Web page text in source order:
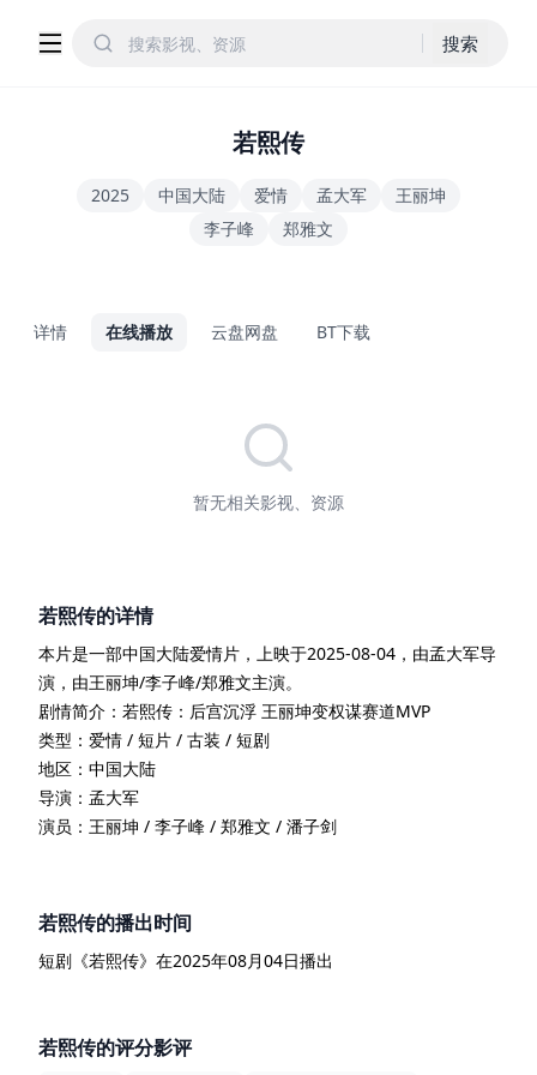
搜索
若熙传
2025 中国大陆 爱情 孟大军
王丽坤
李子峰
郑雅文
详情 在线播放 云盘网盘 BT下载
暂无相关影视、资源
若熙传的详情
本片是一部中国大陆爱情片 ，上映于2025-08-04 ，由孟大军导
演 ，由王丽坤/李子峰/郑雅文主演。
剧情简介： 若熙传：后宫沉浮 王丽坤变权谋赛道MVP
类型： 爱情 / 短片 / 古装 / 短剧
地区： 中国大陆
导演： 孟大军
演员： 王丽坤 / 李子峰 / 郑雅文 / 潘子剑
若熙传的播出时间
短剧 《若熙传》在2025年08月04日播出
若熙传的评分影评